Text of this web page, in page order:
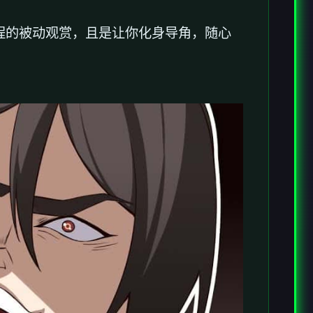
被动观赏，且是让你化身导角，随心